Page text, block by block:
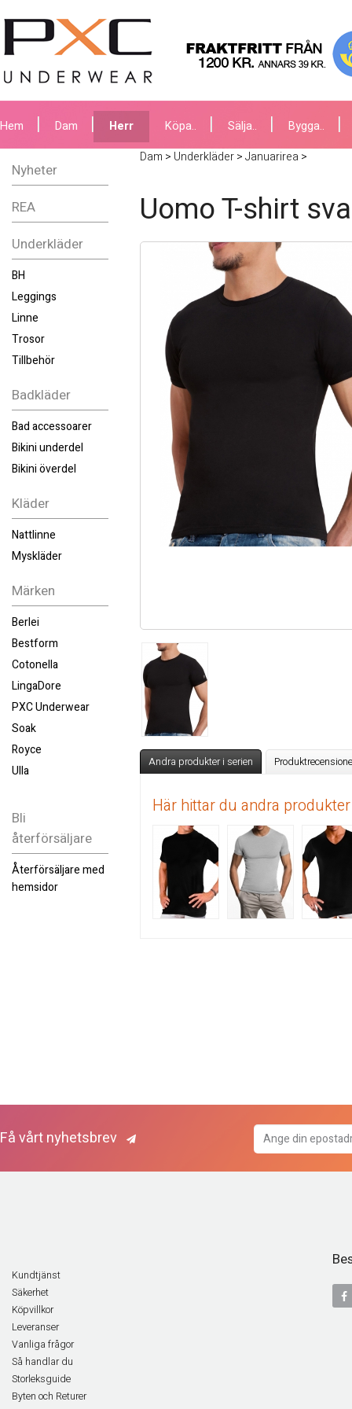
Hem Dam Herr Köpa.. Sälja.. Bygga..
Nyheter
REA
Underkläder
BH
Leggings
Linne
Trosor
Tillbehör
Badkläder
Bad accessoarer
Bikini underdel
Bikini överdel
Kläder
Nattlinne
Myskläder
Märken
Berlei
Bestform
Cotonella
LingaDore
PXC Underwear
Soak
Royce
Ulla
Bli
återförsäljare
Återförsäljare med
hemsidor
Dam > Underkläder>Januarirea >
Uomo T-shirt
Andra produkter i serien
Här hittar du andra
Få vårt nyhetsbrev
Kundtjänst
Säkerhet
Köpvillkor
Leveranser
Vanliga frågor
Så handlar du
Storleksguide
Byten och Returer